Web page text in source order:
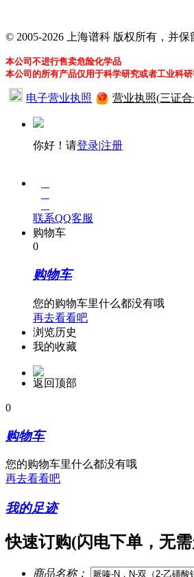
© 2005-2026 上海谱科 版权所有，并保
本公司不进行售卖危险化学品
本公司的所有产品仅用于科学研究或者工业科
电子营业执照 营业执照(三证
你好！请登录注册
服
联系QQ客服
购物车
0
购物车
您的购物车里什么都没有哦
再去看看吧
浏览历史
我的收藏
返回顶部
0
购物车
您的购物车里什么都没有哦
再去看看吧
我的足迹
快速订购(闪电下单，无
商品名称：